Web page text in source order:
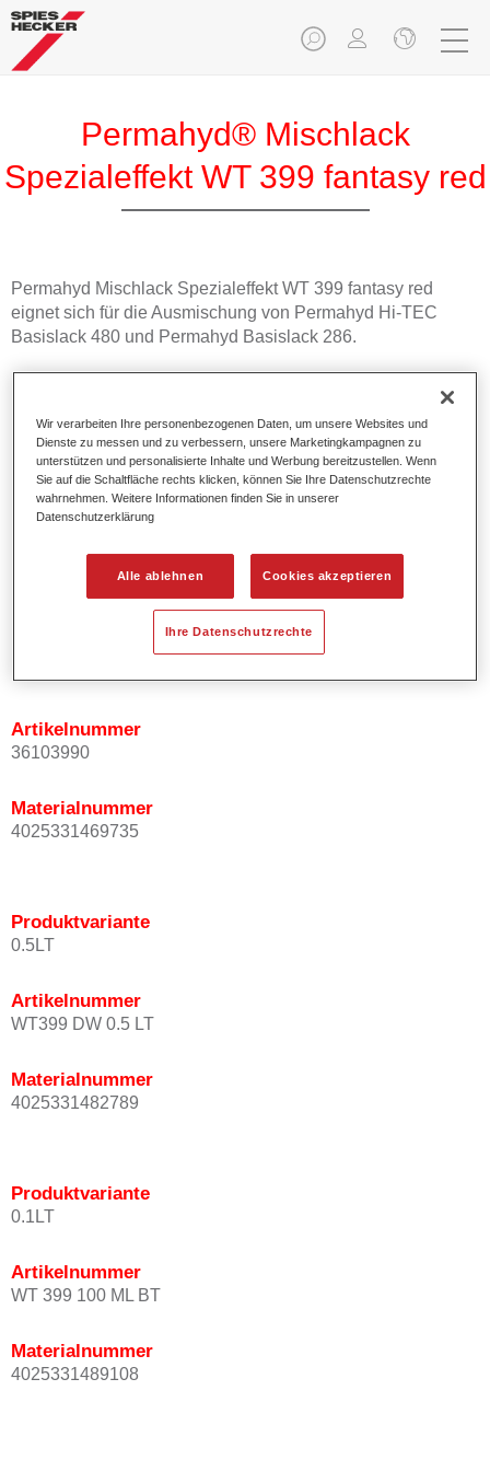
Permahyd® Mischlack
Spezialeffekt WT 399 fantasy red
Permahyd Mischlack Spezialeffekt WT 399 fantasy red
eignet sich für die Ausmischung von Permahyd Hi-TEC
Basislack 480 und Permahyd Basislack 286.
Einfach und schnell zu verarbeiten.
Bietet eine hohe Farbtongenauigkeit und gleichmäßige
Effektausrichtung.
Fördert kurze Prozesszeiten.
Ermöglicht einfaches und sicheres Einlackieren.
Wird für die Reparatur von speziellen Effektfarbtönen in
der Serienlackierung eingesetzt.
Artikelnummer
36103990
Materialnummer
4025331469735
Produktvariante
0.5LT
Artikelnummer
WT399 DW 0.5 LT
Materialnummer
4025331482789
Produktvariante
0.1LT
Artikelnummer
WT 399 100 ML BT
Materialnummer
4025331489108
Wir verarbeiten Ihre personenbezogenen Daten, um unsere Websites und
Dienste zu messen und zu verbessern, unsere Marketingkampagnen zu
unterstützen und personalisierte Inhalte und Werbung bereitzustellen. Wenn
Sie auf die Schaltfläche rechts klicken, können Sie Ihre Datenschutzrechte
wahrnehmen. Weitere Informationen finden Sie in unserer
Datenschutzerklärung
Alle ablehnen Cookies akzeptieren
Ihre Datenschutzrechte